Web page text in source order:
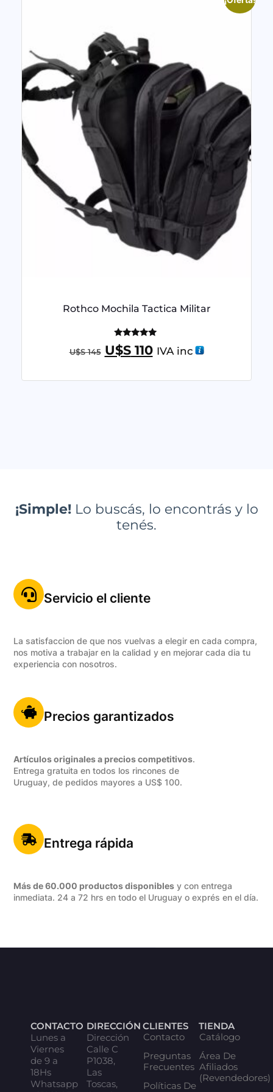
Rothco Mochila Tactica Militar
Valorado
con
5.00
U$S145 U$S110 IVA inc
¡Simple!Lo buscás, lo encontrás y lo
tenés.
Servicio el cliente
La satisfaccion de que nos vuelvas a elegir en cada compra,
nos motiva a trabajar en la calidad y en mejorar cada dia tu
experiencia con nosotros.
Precios garantizados
Artículos originales a precios competitivos.
Entrega gratuita en todos los rincones de
Uruguay, de pedidos mayores a US$ 100.
Entrega rápida
Más de 60.000 productos disponibles y con entrega
inmediata. 24 a 72 hrs en todo el Uruguay o exprés en el día.
CONTACTO
Lunes a
Viernes
de 9 a
18Hs
Whatsapp
DIRECCIÓN
Dirección
Calle C
P1038,
Las
Toscas,
CLIENTES
Contacto
Preguntas
Frecuentes
Políticas De
TIENDA
Catálogo
Área De
Afiliados
(Revendedores)